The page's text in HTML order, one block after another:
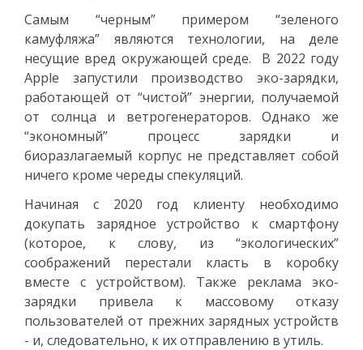
Самым “черным” примером “зеленого
камуфляжа” являются технологии, на деле
несущие вред окружающей среде. В 2022 году
Apple запустили производство эко-зарядки,
работающей от “чистой” энергии, получаемой
от солнца и ветрогенераторов. Однако же
“экономный” процесс зарядки и
биоразлагаемый корпус не представляет собой
ничего кроме череды спекуляций.
Начиная с 2020 год клиенту необходимо
докупать зарядное устройство к смартфону
(которое, к слову, из “экологических”
соображений перестали класть в коробку
вместе с устройством). Также реклама эко-
зарядки привела к массовому отказу
пользователей от прежних зарядных устройств
- и, следовательно, к их отправлению в утиль.